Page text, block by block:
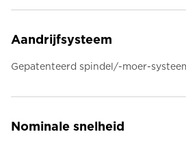
Aandrijfsysteem
Gepatenteerd spindel/-moer-
Nominale snelheid